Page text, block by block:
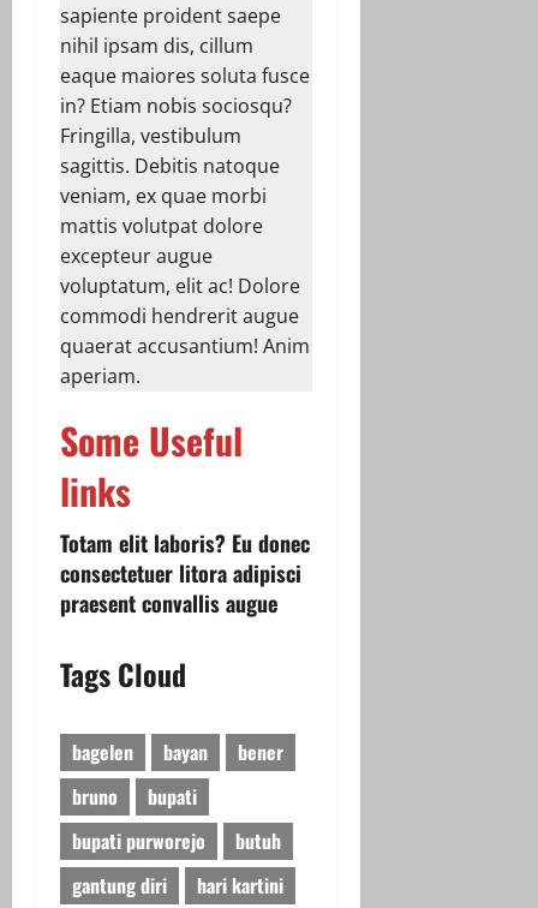
sapiente proident saepe
nihil ipsam dis, cillum
eaque maiores soluta fusce
in? Etiam nobis sociosqu?
Fringilla, vestibulum
sagittis. Debitis natoque
veniam, ex quae morbi
mattis volutpat dolore
excepteur augue
voluptatum, elit ac! Dolore
commodi hendrerit augue
quaerat accusantium! Anim
aperiam.
Some Useful
links
Totam elit laboris? Eu donec
consectetuer litora adipisci
praesent convallis augue
Tags Cloud
bagelen bayan
bener
bruno
bupati
bupati purworejo
butuh
gantung diri
hari kartini